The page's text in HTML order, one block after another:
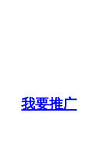
我要推广